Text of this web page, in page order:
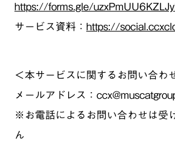
https://forms.gle/
サービス資料： https://
＜本サービスに関するお問い合わ
メールアドレス：
※お電話によるお問い合わせは受
ん